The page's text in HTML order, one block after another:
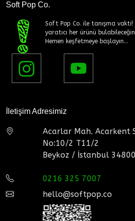
Soft Pop Co.
Soft Pop Co. ile tanışma vakti!
yaratıcı her ürünü
Hemen keşfetmeye başlayın...
İletişim Adresimiz
Acarlar Mah. Acarkent
No:10/2 T11/2
Beykoz / İstanbul 34800
0216 325 7007
hello@softpop.co